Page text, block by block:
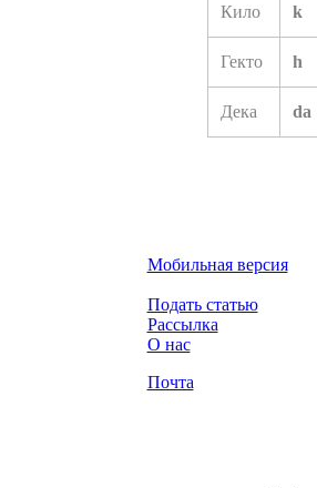
Кило k
Гекто h
Дека da
Мобильная версия
Подать статью
Рассылка
О нас
Почта